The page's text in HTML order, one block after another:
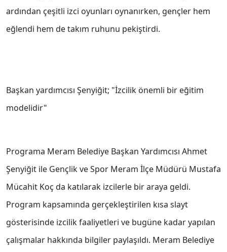
ardından çeşitli izci oyunları oynanırken, gençler hem
eğlendi hem de takım ruhunu pekiştirdi.
Başkan yardımcısı Şenyiğit; "İzcilik önemli bir eğitim
modelidir"
Programa Meram Belediye Başkan Yardımcısı Ahmet
Şenyiğit ile Gençlik ve Spor Meram İlçe Müdürü Mustafa
Mücahit Koç da katılarak izcilerle bir araya geldi.
Program kapsamında gerçekleştirilen kısa slayt
gösterisinde izcilik faaliyetleri ve bugüne kadar yapılan
çalışmalar hakkında bilgiler paylaşıldı. Meram Belediye